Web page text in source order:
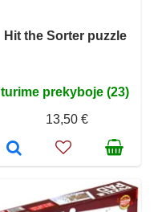
Hit the Sorter puzzle
turime prekyboje (23)
13,50 €